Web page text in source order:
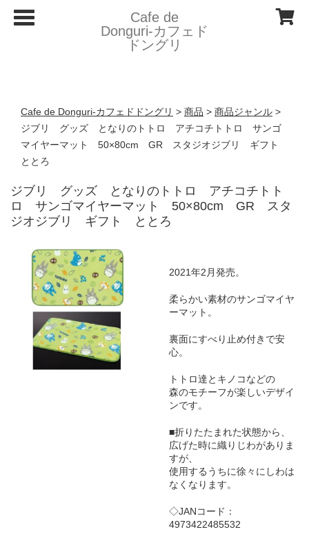
T
o
i
g
a
t
i
o
Cafe de
Donguri- カフェド
ドングリ
Cafe de Donguri- カフェドドングリ > 商品 > 商品ジャンル >
ジブリ グッズ となりのトトロ アチコチトトロ サンゴ
マイヤーマット 50×80cm GR スタジオジブリ ギフト
ととろ
ジブリ グッズ となりのトトロ アチコチトト
ロ サンゴマイヤーマット 50×80cm GR スタ
ジオジブリ ギフト ととろ
2021年2月発売。
柔らかい素材のサンゴマイヤ
ーマット。
裏面にすべり止め付きで安
心。
トトロ達とキノコなどの
森のモチーフが楽しいデザイ
ンです。
■折りたたまれた状態から、
広げた時に織りじわがありま
すが、
使用するうちに徐々にしわは
なくなります。
◇JANコード：
4973422485532